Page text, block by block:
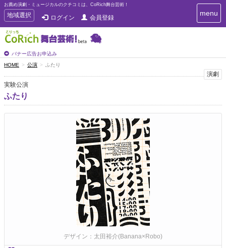
お薦め演劇・ミュージカルのクチコミは、CoRich舞台芸術！
T
o
g
g
e
n
a
v
i
g
地域選択 ログイン 会員登録
バナー広告お申込み
T
o
i
g
menu
HOME 公演 ふたり
演劇
実験公演
ふたり
デザイン：太田裕介(Banana×Robo)